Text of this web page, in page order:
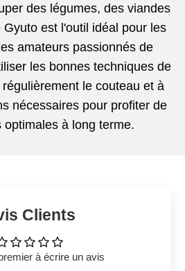
des légumes, des viandes
est l'outil idéal pour les
amateurs passionnés de
les bonnes techniques de
le couteau et à
nécessaires pour profiter de
optimales à long terme.
Clients
à écrire un avis